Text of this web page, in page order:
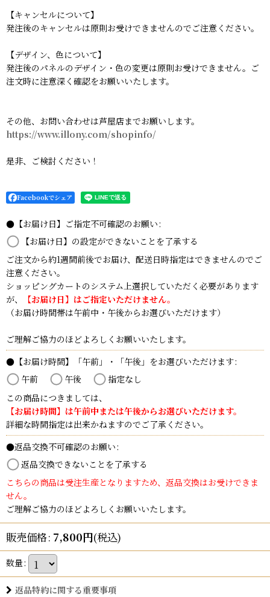
【キャンセルについて】
発注後のキャンセルは原則お受けできませんのでご注意ください。
【デザイン、色について】
発注後のパネルのデザイン・色の変更は原則お受けできません。ご
注文時に注意深く確認をお願いいたします。
その他、お問い合わせは芦屋店までお願いします。
https://www.illony.com/shopinfo/
是非、ご検討ください！
Facebookでシェア
●【お届け日】ご指定不可確認のお願い:
【お届け日】の設定ができないことを了承する
ご注文から約1週間前後でお届け、配送日時指定はできませんのでご
注意ください。
ショッピングカートのシステム上選択していただく必要があります
が、
【お届け日】はご指定いただけません。
（お届け時間帯は午前中・午後からお選びいただけます）
ご理解ご協力のほどよろしくお願いいたします。
●【お届け時間】「午前」・「午後」をお選びいただけます:
午前
午後
指定なし
この商品につきましては、
【お届け時間】は午前中または午後からお選びいただけます。
詳細な時間指定は出来かねますのでご了承ください。
●返品交換不可確認のお願い:
返品交換できないことを了承する
こちらの商品は受注生産となりますため、返品交換はお受けできま
せん。
ご理解ご協力のほどよろしくお願いいたします。
販売価格: 7,800円(税込)
数量:
返品特約に関する重要事項